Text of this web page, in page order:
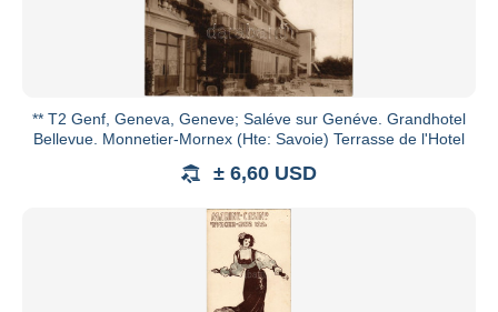
** T2 Genf, Geneva, Geneve; Saléve sur Genéve. Grandhotel
Bellevue. Monnetier-Mornex (Hte: Savoie) Terrasse de l'Hotel
± 6,60 USD